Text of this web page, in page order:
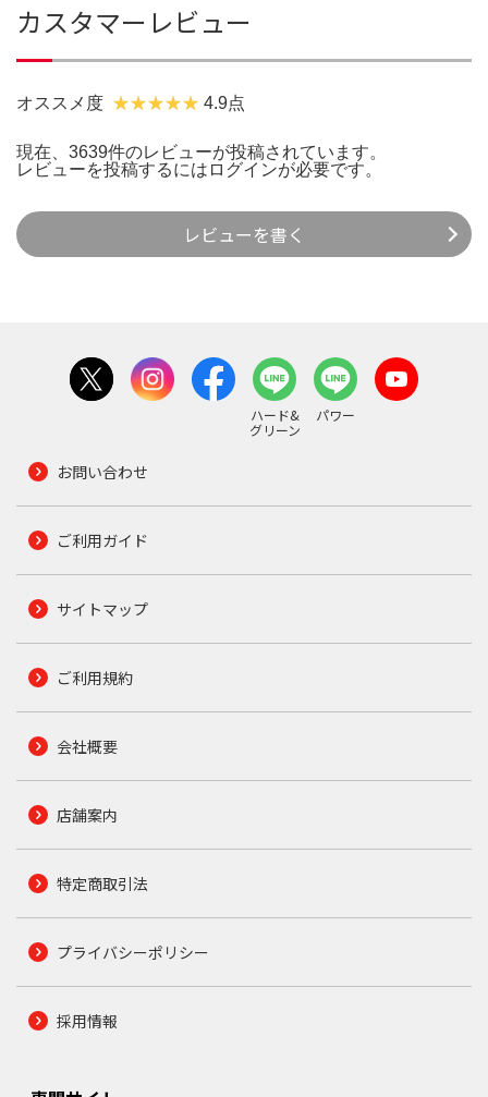
カスタマーレビュー
オススメ度 4.9点
現在、3639件のレビューが投稿されています。
レビューを投稿するには ログインが必要です。
レビューを書く
ハード&
グリーン
パワー
お問い合わせ
ご利用ガイド
サイトマップ
ご利用規約
会社概要
店舗案内
特定商取引法
プライバシーポリシー
採用情報